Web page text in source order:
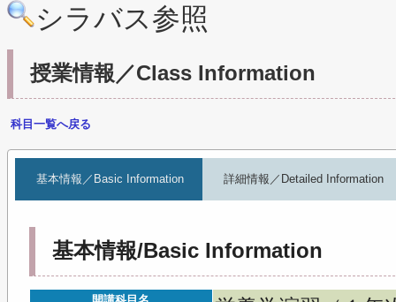
シラバス参照
授業情報／Class Information
科目一覧へ戻る
基本情報／Basic Information 詳細情報／Detailed Information
基本情報/Basic Information